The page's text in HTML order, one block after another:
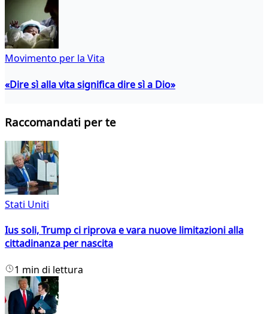
Movimento per la Vita
«Dire sì alla vita significa dire sì a Dio»
Raccomandati per te
Stati Uniti
Ius soli, Trump ci riprova e vara nuove limitazioni alla
cittadinanza per nascita
1 min di lettura